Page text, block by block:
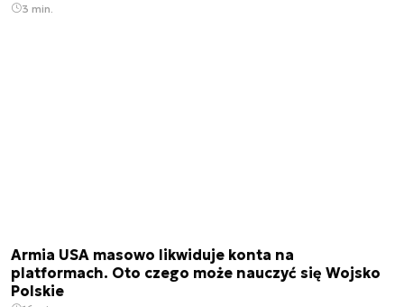
3 min.
Armia USA masowo likwiduje konta na
platformach. Oto czego może nauczyć się Wojsko
Polskie